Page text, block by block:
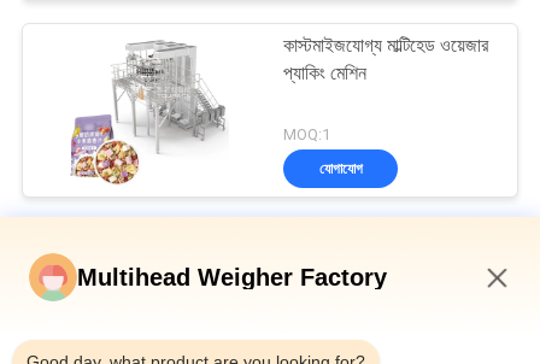
কাস্টমাইজযোগ্য মাল্টিহেড ওয়েজার
প্যাকিং মেশিন
MOQ:1
যোগাযোগ
ডিম্পল প্লেট হপার উল্লম্ব মাল্টিহেড ওয়েজার ব্যাগযুক্ত রুটি সেকেন্ডারি প্যাকেজিং মেশিন
বোতল টিনের ক্যানের জন্য অটো ওয়েজিং ফিলিং এবং সিলিং মেশিন 10-500 গ্রাম ক্যানড
Multihead Weigher Factory